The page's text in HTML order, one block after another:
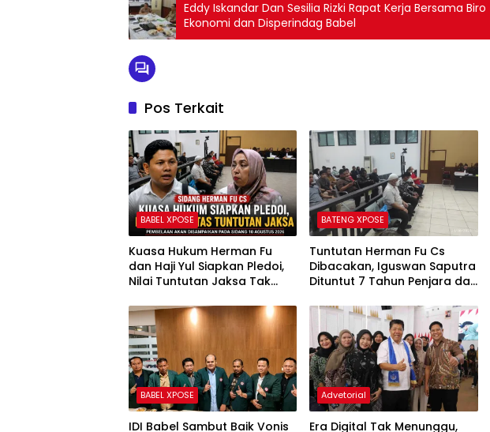
Eddy Iskandar Dan Sesilia Rizki Rapat Kerja Bersama Biro
Ekonomi dan Disperindag Babel
BABEL XPOSE
Kuasa Hukum Herman Fu
dan Haji Yul Siapkan Pledoi,
Sesuai Fakta Persidangan
BATENG XPOSE
Tuntutan Herman Fu Cs
Dibacakan, Iguswan Saputra
Uang Pengganti Rp45 Miliar
BABEL XPOSE Advetorial